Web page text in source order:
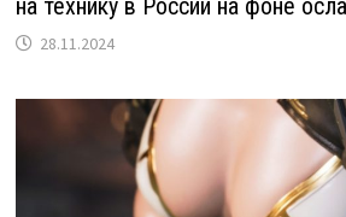
28.11.2024